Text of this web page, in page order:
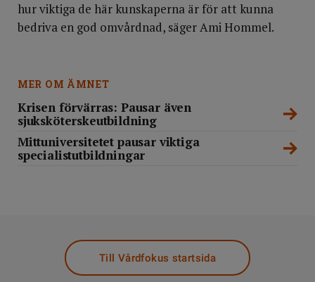
hur viktiga de här kunskaperna är för att kunna
bedriva en god omvårdnad, säger Ami Hommel.
MER OM ÄMNET
Krisen förvärras: Pausar även
sjuksköterskeutbildning
Mittuniversitetet pausar viktiga
specialistutbildningar
Till Vårdfokus startsida